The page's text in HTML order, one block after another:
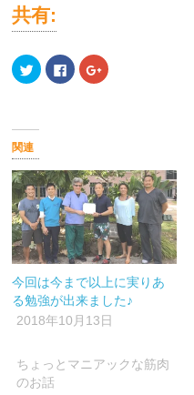
共有:
ク
リ
Twitter
有
(新
し
い
ウ
ィ
ン
ド
ウ
で
開
き
ま
す)
Facebook
で
ッ
ク
し
て
く
だ
さ
い
(新
し
い
ウ
ィ
ン
ド
開
き
ク
リ
(新
し
い
ウ
ィ
ン
ド
ウ
で
開
き
ま
す)
関連
今回は今まで以上に実りあ
る勉強が出来ました♪
2018年10月13日
ちょっとマニアックな筋肉
のお話